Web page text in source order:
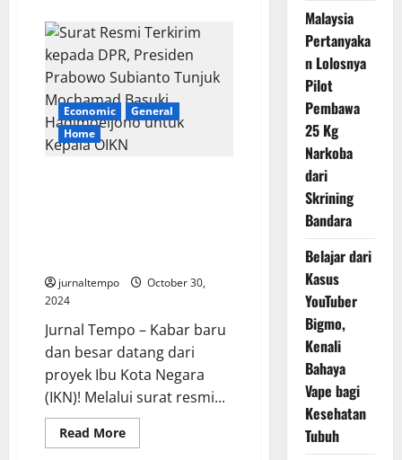
Visi
Presiden
Prabowo
dan
Presiden
Lula
dalam
Geopolitik
Global
Economic
General
Home
jurnaltempo
October 30,
2024
Jurnal Tempo – Kabar baru
dan besar datang dari
proyek Ibu Kota Negara
(IKN)! Melalui surat resmi...
Read MoreRead
more
Malaysia
Pertanyaka
n Lolosnya
Pilot
Pembawa
25 Kg
Narkoba
dari
Skrining
Bandara
Belajar dari
Kasus
YouTuber
Bigmo,
Kenali
Bahaya
Vape bagi
Kesehatan
Tubuh